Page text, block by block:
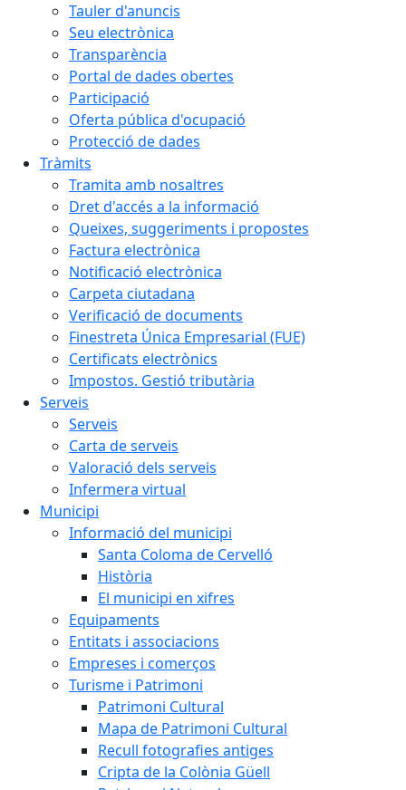
Tauler d'anuncis
Seu electrònica
Transparència
Portal de dades obertes
Participació
Oferta pública d'ocupació
Protecció de dades
Tràmits
Tramita amb nosaltres
Dret d'accés a la informació
Queixes, suggeriments i propostes
Factura electrònica
Notificació electrònica
Carpeta ciutadana
Verificació de documents
Finestreta Única Empresarial (FUE)
Certificats electrònics
Impostos. Gestió tributària
Serveis
Serveis
Carta de serveis
Valoració dels serveis
Infermera virtual
Municipi
Informació del municipi
Santa Coloma de Cervelló
Història
El municipi en xifres
Equipaments
Entitats i associacions
Empreses i comerços
Turisme i Patrimoni
Patrimoni Cultural
Mapa de Patrimoni Cultural
Recull fotografies antiges
Cripta de la Colònia Güell